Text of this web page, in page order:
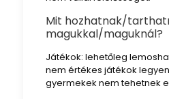
Mit hozhatnak/
magukkal/maguknál?
Játékok: lehetőleg
nem értékes játékok
gyermekek nem tehetnek